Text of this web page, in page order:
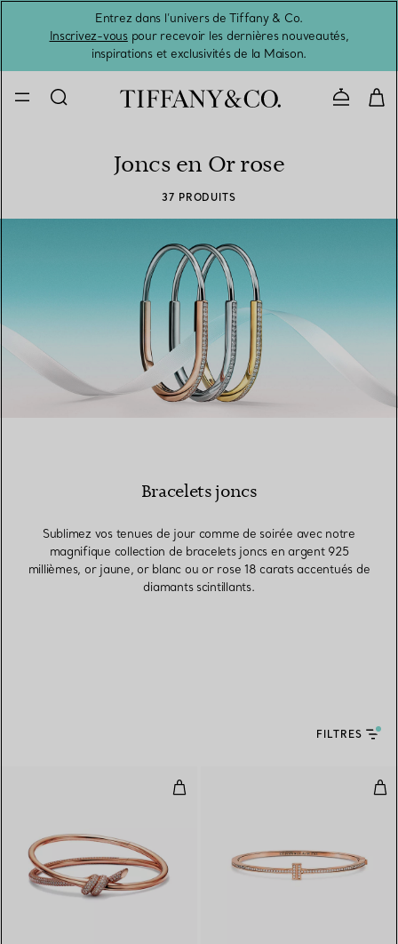
Entrez dans l’univers de Tiffany & Co.
Inscrivez-vouspour recevoir les dernières nouveautés,
inspirations et exclusivités de la Maison.
Joncs en Or rose
37 PRODUITS
Bracelets joncs
Sublimez vos tenues de jour comme de soirée avec notre
magnifique collection de bracelets joncs en argent 925
millièmes, or jaune, or blanc ou or rose 18 carats accentués de
diamants scintillants.
FILTRES
Bracelet jonc double rang à